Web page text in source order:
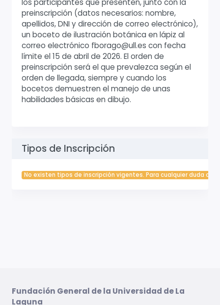
los participantes que presenten, junto con la
preinscripción (datos necesarios: nombre,
apellidos, DNI y dirección de correo electrónico),
un boceto de ilustración botánica en lápiz al
correo electrónico fborago@ull.es con fecha
límite el 15 de abril de 2026. El orden de
preinscripción será el que prevalezca según el
orden de llegada, siempre y cuando los
bocetos demuestren el manejo de unas
habilidades básicas en dibujo.
Tipos de Inscripción
No existen tipos de inscripción vigentes. Para cualquier duda
Fundación General de la Universidad de La
Laguna